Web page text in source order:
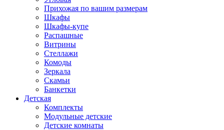
Прихожая по вашим размерам
Шкафы
Шкафы-купе
Распашные
Витрины
Стеллажи
Комоды
Зеркала
Скамьи
Банкетки
Детская
Комплекты
Модульные детские
Детские комнаты